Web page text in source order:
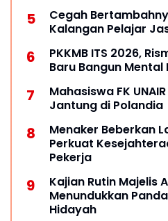
Cegah
Kalangan Pelajar
PKKMB ITS 2026,
Baru Bangun Mental
Mahasiswa FK
Jantung di Polandia
Menaker Beberkan
Perkuat
Pekerja
Kajian Rutin Majelis
Menundukkan
Hidayah